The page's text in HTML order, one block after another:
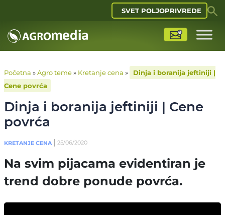
SVET POLJOPRIVREDE
Početna »Agro teme» Kretanje cena »
Dinja i boranija jeftiniji |
Cene povrća
Dinja i boranija jeftiniji | Cene
povrća
KRETANJE CENA 25/06/2020
Na svim pijacama evidentiran je
trend dobre ponude povrća.